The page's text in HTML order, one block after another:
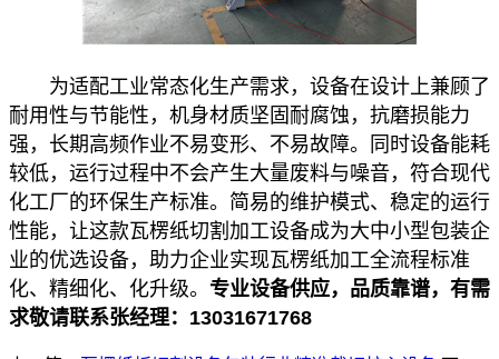
为适配工业常态化生产需求，设备在设计上兼顾了
耐用性与节能性，机身材质坚固耐腐蚀，抗磨损能力
强，长期高频作业不易变形、不易故障。同时设备能耗
较低，运行过程中不会产生大量废料与噪音，符合现代
化工厂的环保生产标准。简易的维护模式、稳定的运行
性能，让这款瓦楞纸切割加工设备成为大中小型包装企
业的优选设备，助力企业实现瓦楞纸加工全流程标准
化、精细化、化升级。 专业设备供应，品质靠谱，有需
求敬请联系张经理：13031671768